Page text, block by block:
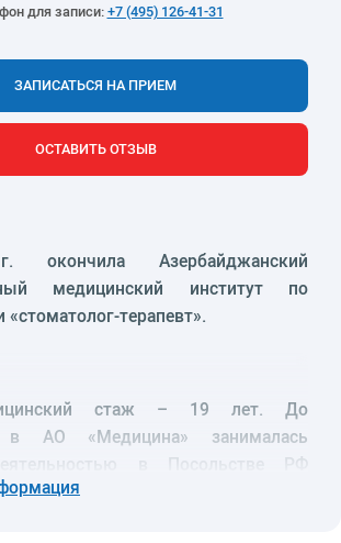
для записи:+7 (495) 126-41-31
ЗАПИСАТЬСЯ НА ПРИЕМ
ОСТАВИТЬ ОТЗЫВ
Азербайджанский
медицинский институт по
«стоматолог-терапевт».
стаж – 19 лет. До
в АО «Медицина» занималась
в Посольстве РФ
врача-стоматолога.